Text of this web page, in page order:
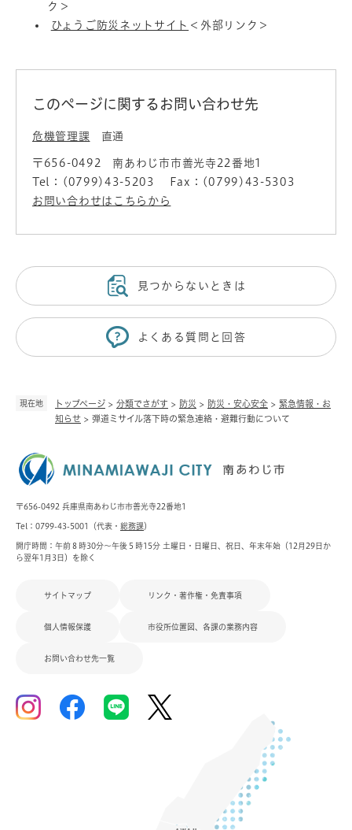
現在地 トップページ > 分類でさがす > 防災 > 防災・安心安全 > 緊急情報・お
知らせ > 弾道ミサイル落下時の緊急連絡・避難行動について
ク＞
ひょうご防災ネットサイト ＜外部リンク＞
このページに関するお問い合わせ先
危機管理課 直通
〒656-0492
南あわじ市市善光寺22番地1
Tel：(0799)43-5203
Fax：(0799)43-5303
お問い合わせはこちらから
見つからないときは
よくある質問と回答
〒656-0492 兵庫県南あわじ市市善光寺22番地1
Tel：0799-43-5001（代表・ 総務課）
開庁時間：午前８時30分～午後５時15分 土曜日・日曜日、祝日、年末年始（12月29日か
ら翌年1月3日）を除く
サイトマップ リンク・著作権・免責事項
個人情報保護 市役所位置図、各課の業務内容
お問い合わせ先一覧